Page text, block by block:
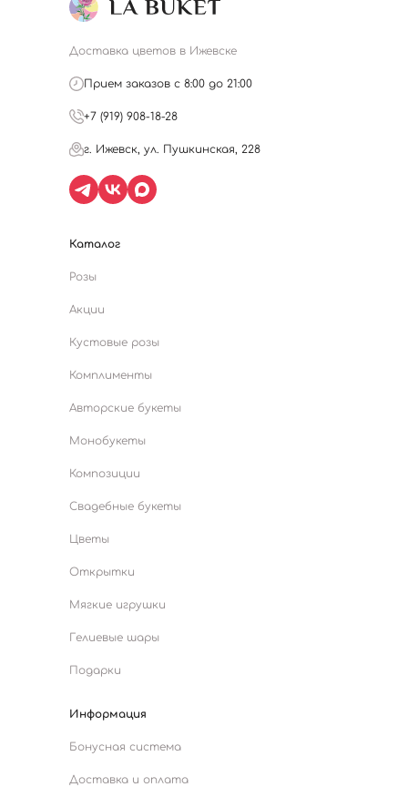
Доставка цветов в Ижевске
Прием заказов с 8:00 до 21:00
+7 (919) 908-18-28
г. Ижевск, ул. Пушкинская, 228
Каталог
Розы
Акции
Кустовые розы
Комплименты
Авторские букеты
Монобукеты
Композиции
Свадебные букеты
Цветы
Открытки
Мягкие игрушки
Гелиевые шары
Подарки
Информация
Бонусная система
Доставка и оплата